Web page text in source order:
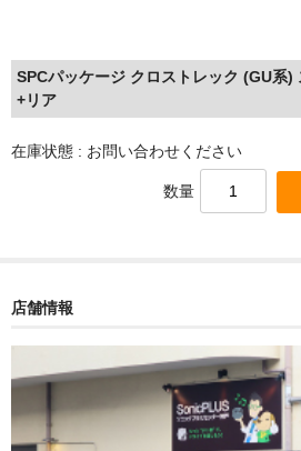
SPCパッケージ クロストレック (GU系)
+リア
在庫状態 : お問い合わせください
数量
店舗情報